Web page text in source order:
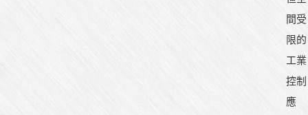
間受
限的
工業
控制
應